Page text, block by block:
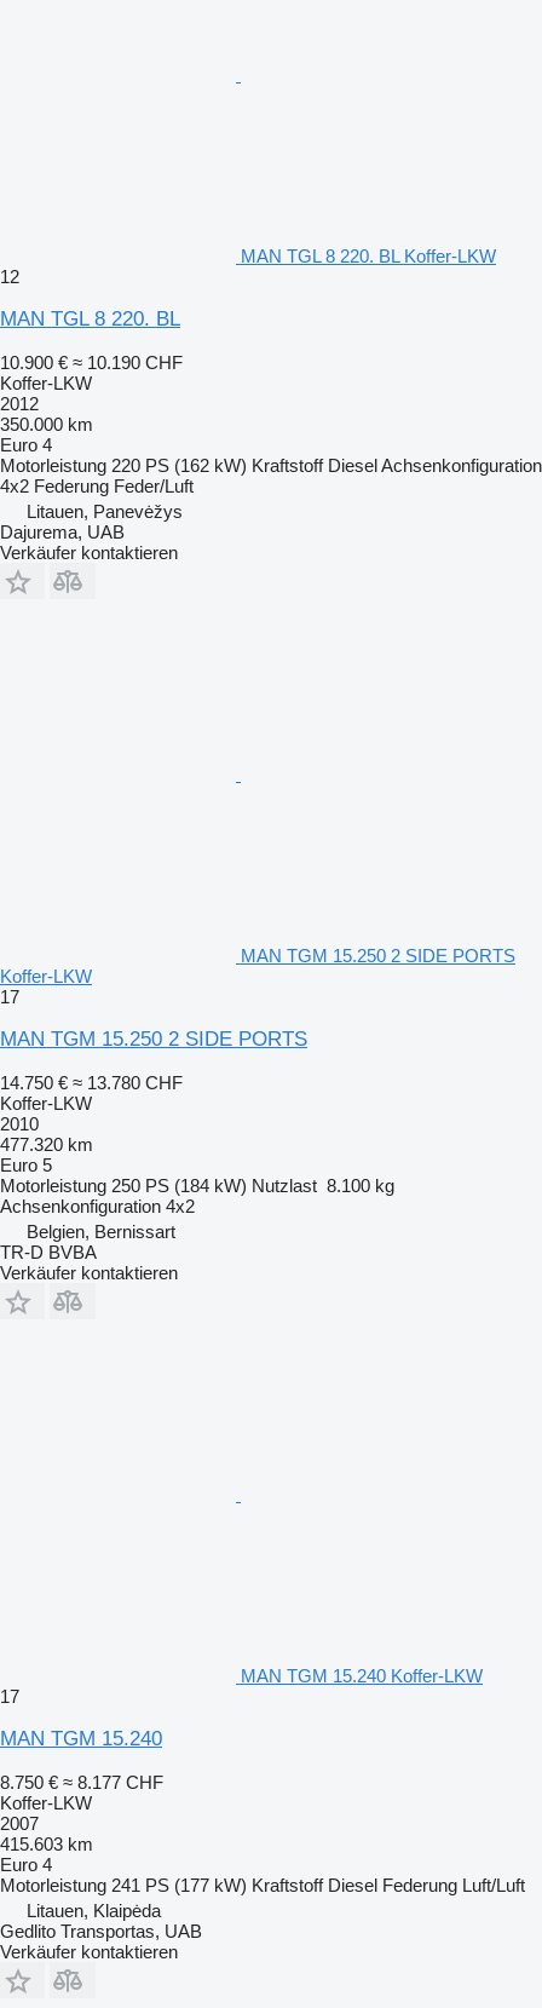
MAN TGL 8 220. BL Koffer-LKW
12
MAN TGL 8 220. BL
10.900 € ≈ 10.190 CHF
Koffer-LKW
2012
350.000 km
Euro 4
Motorleistung 220 PS (162 kW) Kraftstoff DieselAchsenkonfiguration
4x2 Federung Feder/Luft
Litauen, Panevėžys
Dajurema, UAB
Verkäufer kontaktieren
MAN TGM 15.250 2 SIDE PORTS
Koffer-LKW
17
MAN TGM 15.250 2 SIDE PORTS
14.750 € ≈ 13.780 CHF
Koffer-LKW
2010
477.320 km
Euro 5
Motorleistung 250 PS (184 kW) Nutzlast 8.100 kg
Achsenkonfiguration 4x2
Belgien, Bernissart
TR-D BVBA
Verkäufer kontaktieren
MAN TGM 15.240 Koffer-LKW
17
MAN TGM 15.240
8.750 € ≈ 8.177 CHF
Koffer-LKW
2007
415.603 km
Euro 4
Motorleistung 241 PS (177 kW) Kraftstoff Diesel Federung Luft/Luft
Litauen, Klaipėda
Gedlito Transportas, UAB
Verkäufer kontaktieren